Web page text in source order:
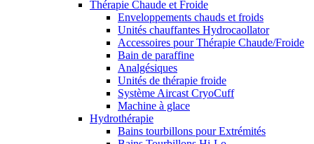
Thérapie Chaude et Froide
Enveloppements chauds et froids
Unités chauffantes Hydrocaollator
Accessoires pour Thérapie Chaude/Froide
Bain de paraffine
Analgésiques
Unités de thérapie froide
Système Aircast CryoCuff
Machine à glace
Hydrothérapie
Bains tourbillons pour Extrémités